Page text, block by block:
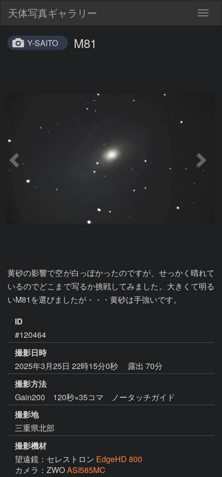
天体写真ギャラリー
Y-SAITO M81
黄砂の影響で空が白っぽかったのですが、せっかく晴れて
いるのでどこまで写るか挑戦してみました。大きくて明る
いM81を選びましたが・・・黄砂は手強いです。
ID
#120464
撮影日時
2025年3月25日 22時15分0秒
露出 70分
撮影方法
Gain200 120秒×35コマ ノータッチガイド
撮影地
三重県北部
撮影機材
望遠鏡：セレストロン EdgeHD 800
カメラ：ZWOASI585MC